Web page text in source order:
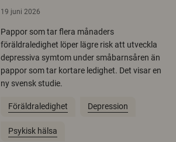
19 juni 2026
Pappor som tar flera månaders
föräldraledighet löper lägre risk att utveckla
depressiva symtom under småbarnsåren än
pappor som tar kortare ledighet. Det visar en
ny svensk studie.
Föräldraledighet Depression
Psykisk hälsa